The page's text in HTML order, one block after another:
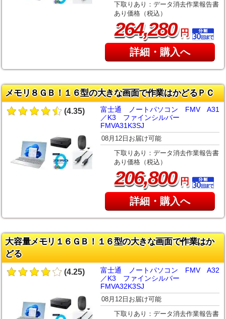
下取りあり：データ消去作業報告書
あり価格（税込）
264,280円
詳細・購入へ
メモリ８ＧＢ！１６型の大きな画面で作業はかどるＰＣ
(4.35)
富士通 ノートパソコン FMV A31
／K3 ファインシルバー
FMVA31K3SJ
08月12日お届け可能
下取りあり：データ消去作業報告書
あり価格（税込）
206,800円
詳細・購入へ
大容量メモリ１６ＧＢ！１６型の大きな画面で作業はか
どる
(4.25)
富士通 ノートパソコン FMV A32
／K3 ファインシルバー
FMVA32K3SJ
08月12日お届け可能
下取りあり：データ消去作業報告書